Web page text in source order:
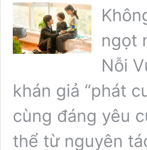
ngọt
Nỗi
khán giả “phát
cùng đáng yêu
thể từ nguyên